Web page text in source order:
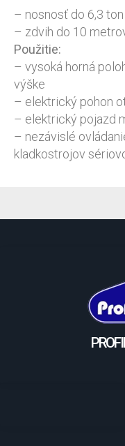
– nosnosť do 6,3 ton
– zdvih do 10
Použitie:
– vysoká horná
výške
– elektrický pohon
– elektrický pojazd
– nezávislé
kladkostrojov